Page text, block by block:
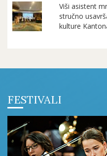
Viši asistent
stručno
kulture
FESTIVALI